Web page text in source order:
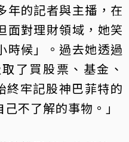
年的記者與主播，在
面對理財領域，她笑
時候」。過去她透過
了買股票、基金、
終牢記股神巴菲特的
不了解的事物。」